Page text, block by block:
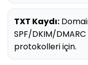
TXT Kaydı:
SPF/DKIM/
protokolleri için.